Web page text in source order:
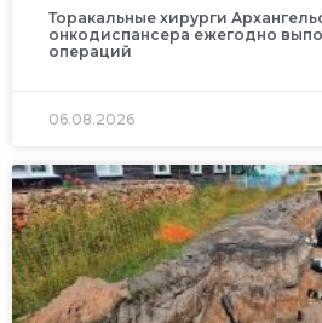
Торакальные хирурги
онкодиспансера ежегодно
операций
06.08.2026